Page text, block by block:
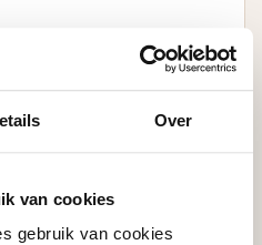
Over
van cookies
gebruik van cookies
waarop DB Keukens
zoals beschreven in het